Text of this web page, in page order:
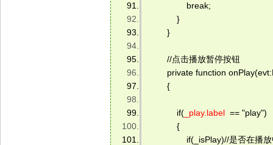
break;
}
}
//点击播放暂停按钮
private function
{
if( _play.label == "play")
{
if(_isPlay)//是否在播放中